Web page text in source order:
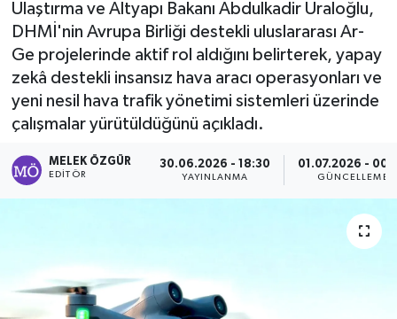
Ulaştırma ve Altyapı Bakanı Abdulkadir Uraloğlu,
DHMİ'nin Avrupa Birliği destekli uluslararası Ar-
Ge projelerinde aktif rol aldığını belirterek, yapay
zekâ destekli insansız hava aracı operasyonları ve
yeni nesil hava trafik yönetimi sistemleri üzerinde
çalışmalar yürütüldüğünü açıkladı.
MELEK ÖZGÜR
EDITÖR
30.06.2026 - 18:30
YAYINLANMA
01.07.2026 -
GÜNCELLEME
Sağlık
Spor
Tarih - Kültür - Sanat - Turizm
Yaşam